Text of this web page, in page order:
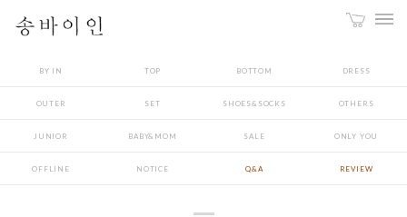
BY IN TOP BOTTOM DRESS
OUTER SET SHOES&SOCKS OTHERS
JUNIOR BABY&MOM SALE ONLY YOU
OFFLINE NOTICE Q&A REVIEW